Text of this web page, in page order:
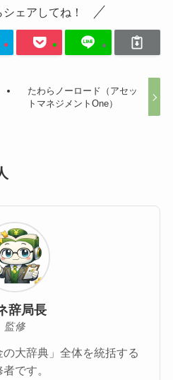
ェアしてね！
たわらノーロード（アセッ
トマネジメントOne）
辞局長
監修
大辞典」全体を統括する
です。